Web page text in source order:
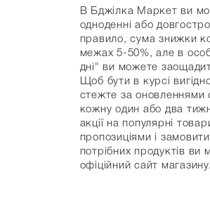
В Бджілка Mаркет ви
одноденні або
правило, сума знижки
межах 5-50%, але в
дні" ви можете
Щоб бути в курсі
стежте за оновленнями
кожну один або два
акції на популярні
пропозиціями і
потрібних продуктів ви
офіційний сайт магазину.